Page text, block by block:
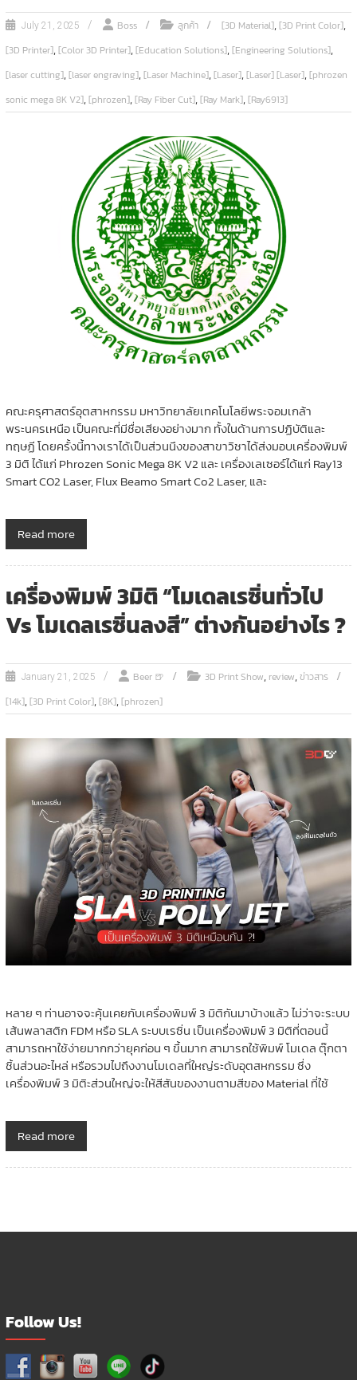
July 21, 2025 Boss ลูกค้า [3D Material],[3D Print Color],
[3D Printer],[Color 3D Printer],[Education Solutions],[Engineering Solutions],
[laser cutting],[laser engraving],[Laser Machine],[Laser],[Laser] [Laser],[phrozen
sonic mega 8K V2],[phrozen],[Ray Fiber Cut],[Ray Mark],[Ray6913]
คณะครุศาสตร์อุตสาหกรรม มหาวิทยาลัยเทคโนโลยีพระจอมเกล้า
พระนครเหนือ เป็นคณะที่มีชื่อเสียงอย่างมาก ทั้งในด้านการปฏิบัติและ
ทฤษฏี โดยครั้งนี้ทางเราได้เป็นส่วนนึงของสาขาวิชาได้ส่งมอบเครื่องพิมพ์
3 มิติ ได้แก่ Phrozen Sonic Mega 8K V2 และ เครื่องเลเซอร์ได้แก่ Ray13
Smart CO2 Laser, Flux Beamo Smart Co2 Laser, และ
Read more
เครื่องพิมพ์ 3มิติ “โมเดลเรซิ่นทั่วไป
Vs โมเดลเรซิ่นลงสี” ต่างกันอย่างไร ?
January 21, 2025 Beer 🍺 3D Print Show, review,ข่าวสาร
[14k],[3D Print Color],[8K],[phrozen]
หลาย ๆ ท่านอาจจะคุ้นเคยกับเครื่องพิมพ์ 3 มิติกันมาบ้างแล้ว ไม่ว่าจะระบบ
เส้นพลาสติก FDM หรือ SLA ระบบเรซิ่น เป็นเครื่องพิมพ์ 3 มิติที่ตอนนี้
สามารถหาใช้ง่ายมากกว่ายุคก่อน ๆ ขึ้นมาก สามารถใช้พิมพ์ โมเดล ตุ๊กตา
ชิ้นส่วนอะไหล่ หรือรวมไปถึงงานโมเดลที่ใหญ่ระดับอุตสหกรรม ซึ่ง
เครื่องพิมพ์ 3 มิติะส่วนใหญ่จะให้สีสันของงานตามสีของ Material ที่ใช้
Read more
Follow Us!